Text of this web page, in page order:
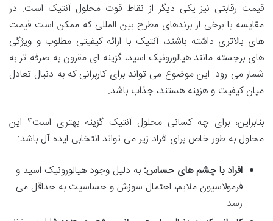
قیمت رقابتی نیز یکی دیگر از نقاط قوت محلول آنتیک است. در
مقایسه با برخی از برندهای مطرح بین المللی که ممکن است قیمت
های بالاتری داشته باشند، آنتیک با ارائه کیفیتی مطلوب و ویژگی
های برجسته مانند هیالورونیک اسید، گزینه ای مقرون به صرفه تر به
شمار می رود. این موضوع می تواند برای کاربرانی که به دنبال تعادل
میان کیفیت و هزینه هستند، جذاب باشد.
بنابراین، برای چه کسانی محلول آنتیک گزینه بهتری است؟ این
محلول به طور خاص برای افراد زیر می تواند انتخابی ایده آل باشد:
افراد با چشم های حساس: به دلیل وجود هیالورونیک اسید و
فرمولاسیون ملایم، احتمال سوزش و حساسیت به حداقل می
رسد.